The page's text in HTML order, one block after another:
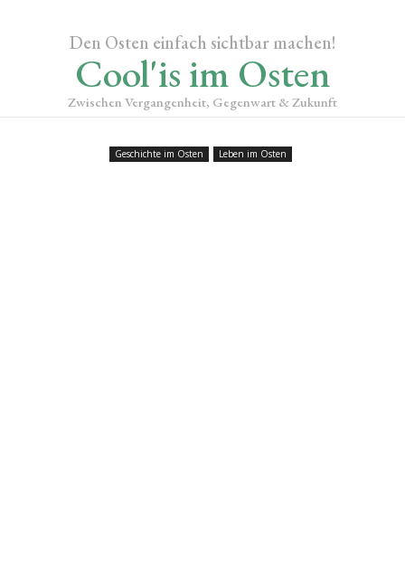
Den Osten einfach sichtbar machen!
Cool'is im Osten
Zwischen Vergangenheit, Gegenwart & Zukunft
Geschichte im Osten Leben im Osten